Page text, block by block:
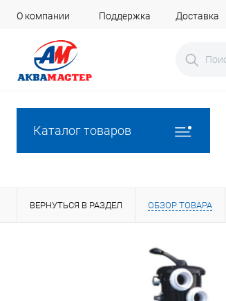
О компании Поддержка Доставка
Каталог товаров
ВЕРНУТЬСЯ В РАЗДЕЛ ОБЗОР ТОВАРА